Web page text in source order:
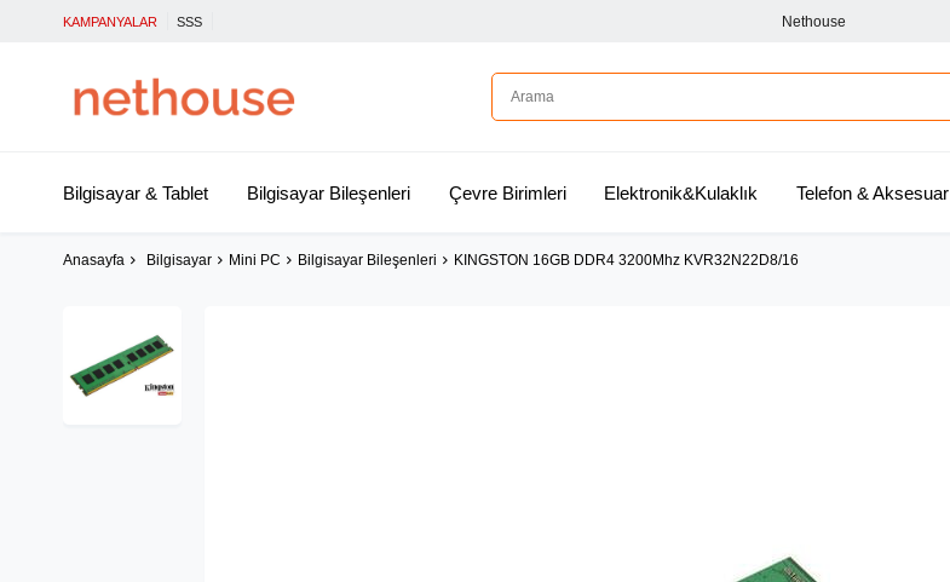
KAMPANYALAR SSS Nethouse
Bilgisayar & Tablet Bilgisayar Bileşenleri Çevre Birimleri Elektronik&Kulaklık Telefon & Aksesuar
Anasayfa Bilgisayar Mini PC Bilgisayar Bileşenleri KINGSTON 16GB DDR4 3200Mhz KVR32N22D8/16